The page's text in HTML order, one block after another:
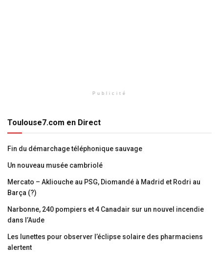
Publicité
Toulouse7.com en Direct
Fin du démarchage téléphonique sauvage
Un nouveau musée cambriolé
Mercato – Akliouche au PSG, Diomandé à Madrid et Rodri au
Barça (?)
Narbonne, 240 pompiers et 4 Canadair sur un nouvel incendie
dans l’Aude
Les lunettes pour observer l’éclipse solaire des pharmaciens
alertent